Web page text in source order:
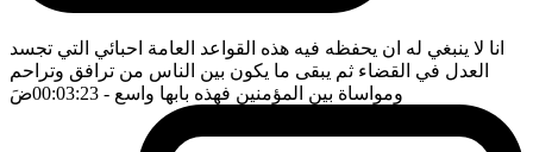
انا لا ينبغي له ان يحفظه فيه هذه القواعد العامة احبائي التي تجسد
العدل في القضاء ثم يبقى ما يكون بين الناس من ترافق وتراحم
ومواساة بين المؤمنين فهذه بابها واسع - 00:03:23 ضَ